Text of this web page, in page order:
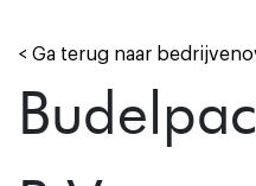
< Ga terug naar